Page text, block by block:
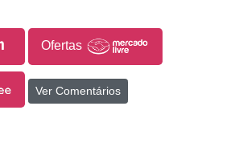
de bebidas como
e mojitos. As peças são
inoxidável, garantindo resistência
causadas pela acidez do
Ofertas
Ver Comentários